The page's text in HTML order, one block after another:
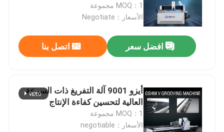
منتجات
أشرطة فيديو
الخامس
MOQ：1 مجموعة
الأسعار：Negotiate
افضل سعر اتصل بنا
أيزو 9001 آلة التفريغ ذات السرعة
العالية لتحسين كفاءة الإنتاج
MOQ：1 مجموعة
الأسعار：negotiable